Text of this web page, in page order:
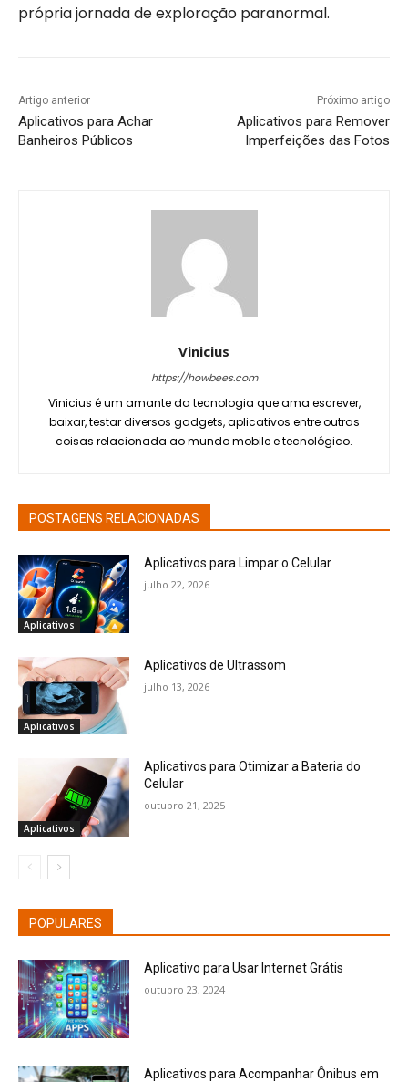
própria jornada de exploração paranormal.
Artigo anterior
Aplicativos para Achar
Banheiros Públicos
Próximo artigo
Aplicativos para Remover
Imperfeições das Fotos
Vinicius
https://howbees.com
Vinicius é um amante da tecnologia que ama escrever,
baixar, testar diversos gadgets, aplicativos entre outras
coisas relacionada ao mundo mobile e tecnológico.
POSTAGENS RELACIONADAS
Aplicativos
Aplicativos para Limpar o Celular
julho 22, 2026
Aplicativos
Aplicativos de Ultrassom
julho 13, 2026
Aplicativos
Aplicativos para Otimizar a Bateria do
Celular
outubro 21, 2025
POPULARES
Aplicativo para Usar Internet Grátis
outubro 23, 2024
Aplicativos para Acompanhar Ônibus em